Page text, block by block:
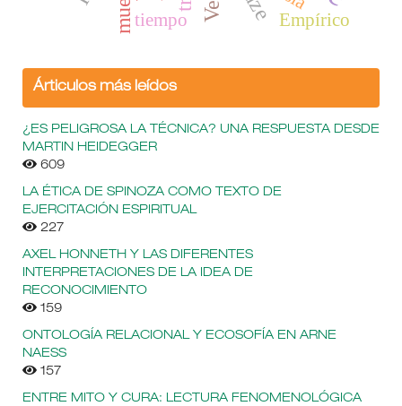
Empírico
tiempo
Árticulos más leídos
¿ES PELIGROSA LA TÉCNICA? UNA RESPUESTA DESDE
MARTIN HEIDEGGER
609
LA ÉTICA DE SPINOZA COMO TEXTO DE
EJERCITACIÓN ESPIRITUAL
227
AXEL HONNETH Y LAS DIFERENTES
INTERPRETACIONES DE LA IDEA DE
RECONOCIMIENTO
159
ONTOLOGÍA RELACIONAL Y ECOSOFÍA EN ARNE
NAESS
157
ENTRE MITO Y CURA: LECTURA FENOMENOLÓGICA